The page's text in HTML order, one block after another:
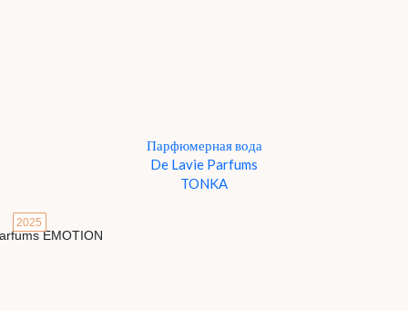
Парфюмерная вода
De Lavie Parfums
TONKA
2025